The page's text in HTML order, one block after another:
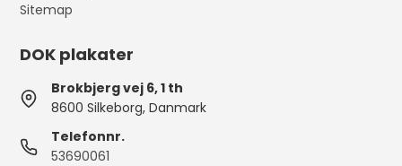
Sitemap
DOK plakater
Brokbjerg vej 6, 1 th
8600 Silkeborg, Danmark
Telefonnr.
53690061